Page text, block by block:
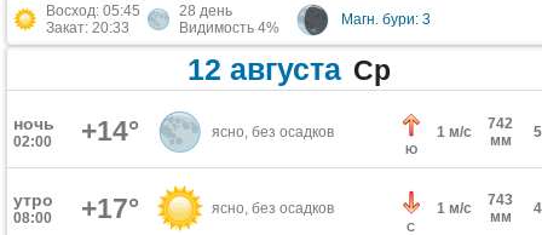
Восход: 05:45
Закат: 20:33
28 день
Видимость 4%
Магн. бури: 3
12 августа Ср
ночь
02:00 +14° ясно, без осадков
Ю
1 м/с
742
мм
утро
08:00 +17° ясно, без осадков
С
1 м/с
743
мм